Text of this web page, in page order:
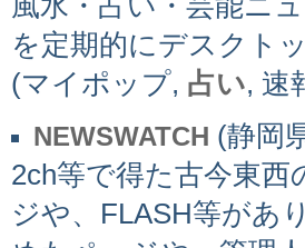
を定期的にデスクト
(マイポップ, 占い, 速
NEWSWATCH (静岡
2ch等で得た古今東
ジや、FLASH等があ